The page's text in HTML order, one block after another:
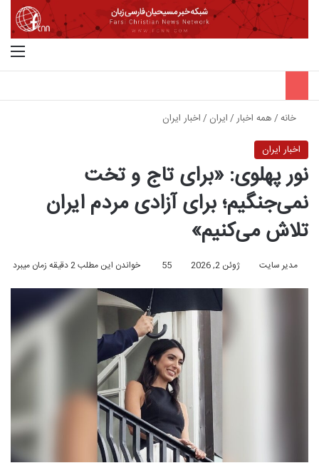
خانه/همه اخبار/ایران /اخبار ایران
اخبار ایران
نور پهلوی: «برای تاج و تخت
نمی‌جنگیم؛ برای آزادی مردم ایران
تلاش می‌کنیم»
مدیر سایت ژوئن 2, 2026 55 خواندن این مطلب 2 دقیقه زمان میبرد